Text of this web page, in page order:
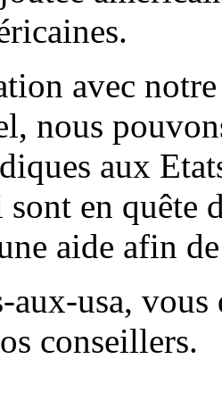
avec
nous
aux
en quête
aide afin
aux-usa,
conseillers.